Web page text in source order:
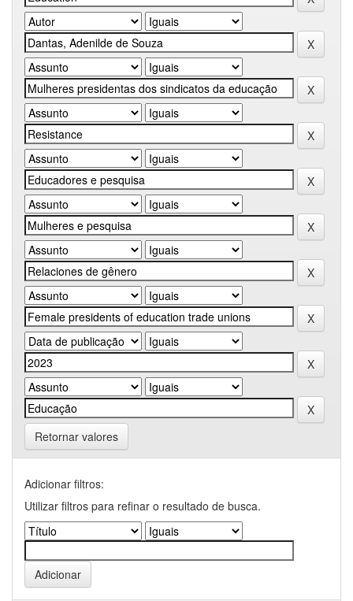
Retornar valores
Adicionar filtros:
Utilizar filtros para refinar o resultado de busca.